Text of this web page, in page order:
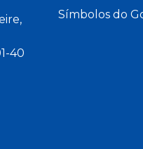
40
Símbolos do